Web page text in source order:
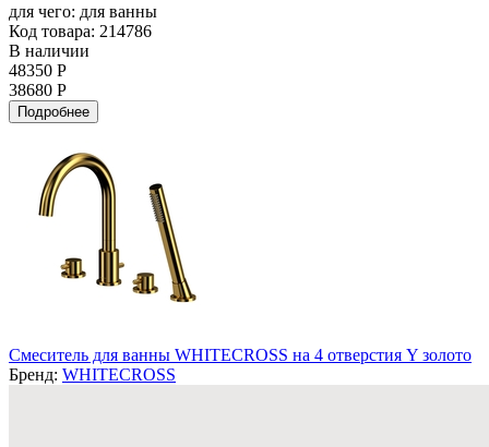
для чего: для ванны
Код товара: 214786
В наличии
48350 Р
38680 Р
Подробнее
Смеситель для ванны WHITECROSS на 4 отверстия Y золото
Бренд: WHITECROSS